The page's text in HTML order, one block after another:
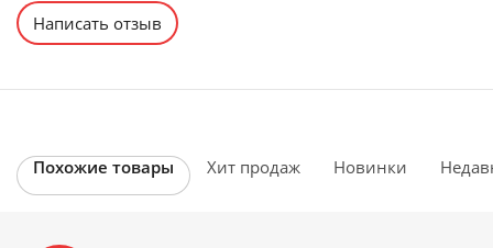
Написать отзыв
Похожие товары Хит продаж Новинки